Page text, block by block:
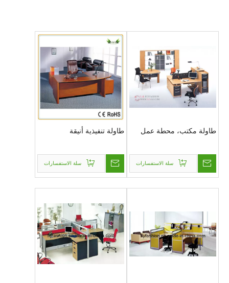
هذه فقرة العينة
Guangzhou Flyfashion Furniture Co.,Ltd
طاولة مكتب، محطة عمل
سلة الاستفسارات
طاولة تنفيذية أنيقة
سلة الاستفسارات